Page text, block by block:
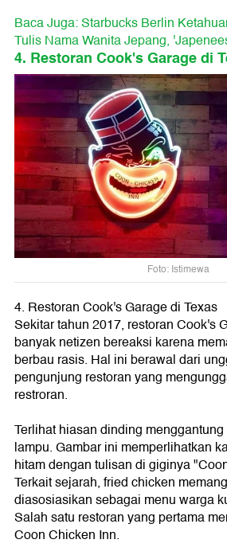
Baca Juga: Starbucks Berlin
Tulis Nama Wanita Jepang,
4. Restoran Cook's Garage di
Foto: Istimewa
4. Restoran Cook's Garage di Texas
Sekitar tahun 2017, restoran Cook's
banyak netizen bereaksi karena
berbau rasis. Hal ini berawal dari
pengunjung restoran yang
restroran.
Terlihat hiasan dinding
lampu. Gambar ini memperlihatkan
hitam dengan tulisan di giginya
Terkait sejarah, fried chicken
diasosiasikan sebagai menu warga
Salah satu restoran yang pertama
Coon Chicken Inn.